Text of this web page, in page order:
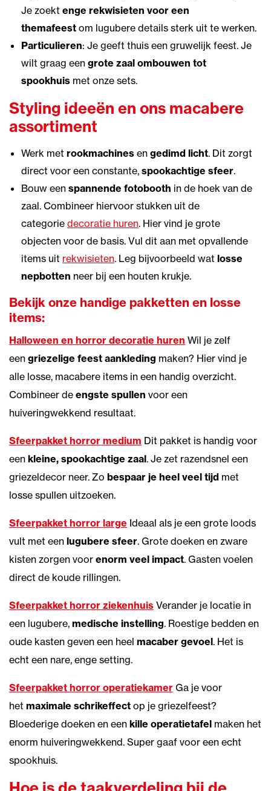
Je zoekt enge rekwisieten voor een
themafeest om lugubere details sterk uit te werken.
Particulieren: Je geeft thuis een gruwelijk feest. Je
wilt graag een grote zaal ombouwen tot
spookhuis met onze sets.
Styling ideeën en ons macabere
assortiment
Werk met rookmachines en gedimd licht. Dit zorgt
direct voor een constante, spookachtige sfeer.
Bouw een spannende fotobooth in de hoek van de
zaal. Combineer hiervoor stukken uit de
categorie decoratie huren. Hier vind je grote
objecten voor de basis. Vul dit aan met opvallende
items uit rekwisieten. Leg bijvoorbeeld wat losse
nepbotten neer bij een houten krukje.
Bekijk onze handige pakketten en losse
items:
Halloween en horror decoratie huren Wil je zelf
een griezelige feest aankleding maken? Hier vind je
alle losse, macabere items in een handig overzicht.
Combineer de engste spullen voor een
huiveringwekkend resultaat.
Sfeerpakket horror medium Dit pakket is handig voor
een kleine, spookachtige zaal. Je zet razendsnel een
griezeldecor neer. Zo bespaar je heel veel tijd met
losse spullen uitzoeken.
Sfeerpakket horror large Ideaal als je een grote loods
vult met een lugubere sfeer. Grote doeken en zware
kisten zorgen voor enorm veel impact. Gasten voelen
direct de koude rillingen.
Sfeerpakket horror ziekenhuis Verander je locatie in
een lugubere, medische instelling. Roestige bedden en
oude kasten geven een heel macaber gevoel. Het is
echt een nare, enge setting.
Sfeerpakket horror operatiekamer Ga je voor
het maximale schrikeffect op je griezelfeest?
Bloederige doeken en een kille operatietafel maken het
enorm huiveringwekkend. Super gaaf voor een echt
spookhuis.